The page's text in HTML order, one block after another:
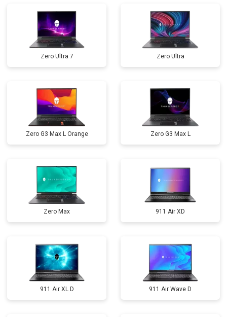
Zero Ultra 7 Zero Ultra
Zero G3 Max L Orange Zero G3 Max L
Zero Max 911 Air XD
911 Air XL D 911 Air Wave D